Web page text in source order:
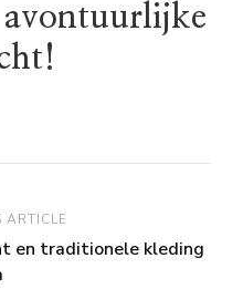
avontuurlijke
ARTICLE
en traditionele kleding